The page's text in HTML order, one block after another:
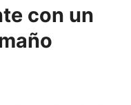
con un